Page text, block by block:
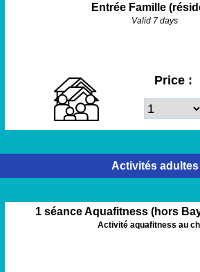
Entrée Famille
Valid 7 days
Price :
Activités adultes
1 séance Aquafitness (hors
Activité aquafitness au